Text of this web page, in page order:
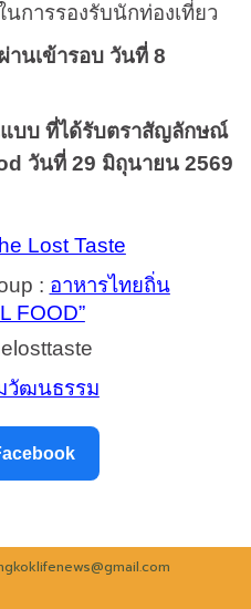
องรับนักท่องเที่ยว
านเข้ารอบ วันที่ 8
บบ ที่ได้รับตราสัญลักษณ์
วันที่ 29 มิถุนายน 2569
Lost Taste
: อาหารไทยถิ่น
FOOD”
วัฒนธรรม